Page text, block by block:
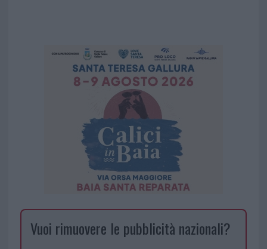
Vuoi rimuovere le pubblicità nazionali?